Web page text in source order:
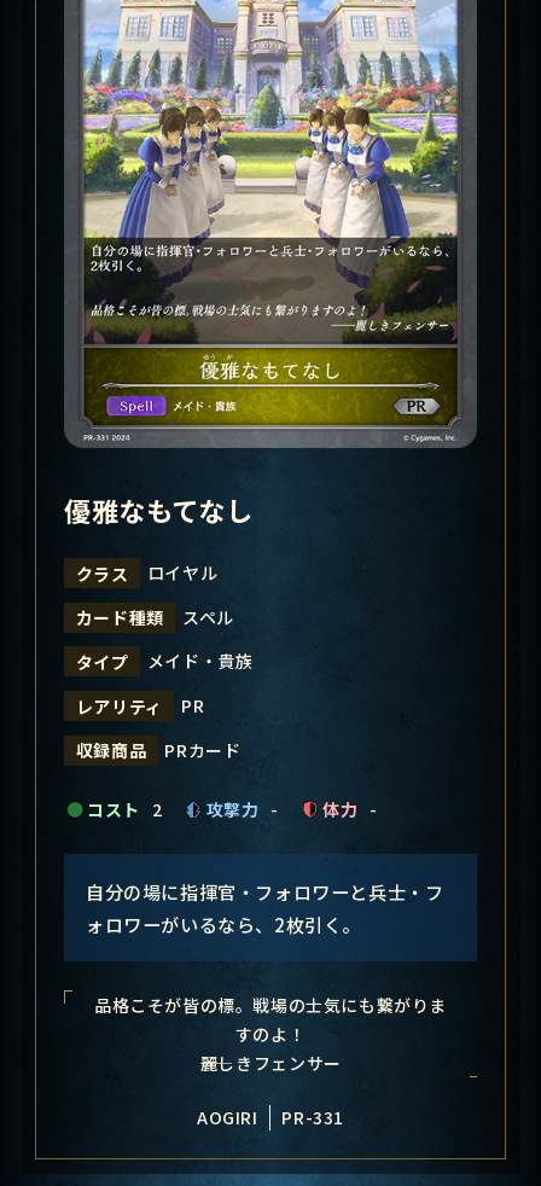
優雅なもてなし
クラス
ロイヤル
カード種類
スペル
タイプ
メイド・貴族
レアリティ
PR
収録商品
PRカード
コスト 2 攻撃力 - 体力 -
自分の場に指揮官・フォロワーと兵士・フ
ォロワーがいるなら、2枚引く。
品格こそが皆の標。戦場の士気にも繋がりま
すのよ！
――麗しきフェンサー
AOGIRI PR-331